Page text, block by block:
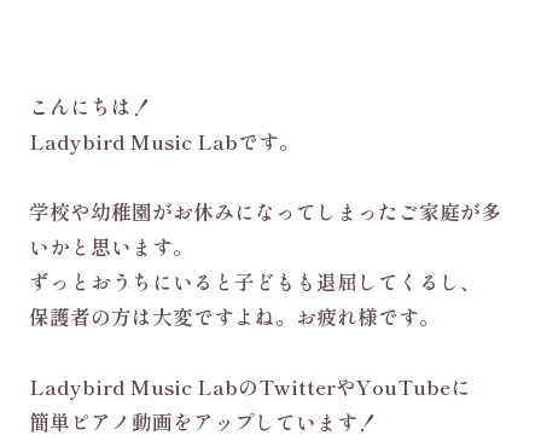
こんにちは！
Ladybird Music Labです。
学校や幼稚園がお休みになってしまったご家庭が多
いかと思います。
ずっとおうちにいると子どもも退屈してくるし、
保護者の方は大変ですよね。お疲れ様です。
Ladybird Music LabのTwitterやYouTubeに
簡単ピアノ動画をアップしています！